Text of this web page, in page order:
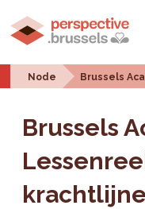
Node Brussels
Brussels